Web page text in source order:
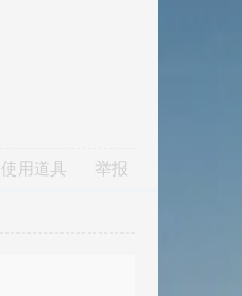
使用道具 举报